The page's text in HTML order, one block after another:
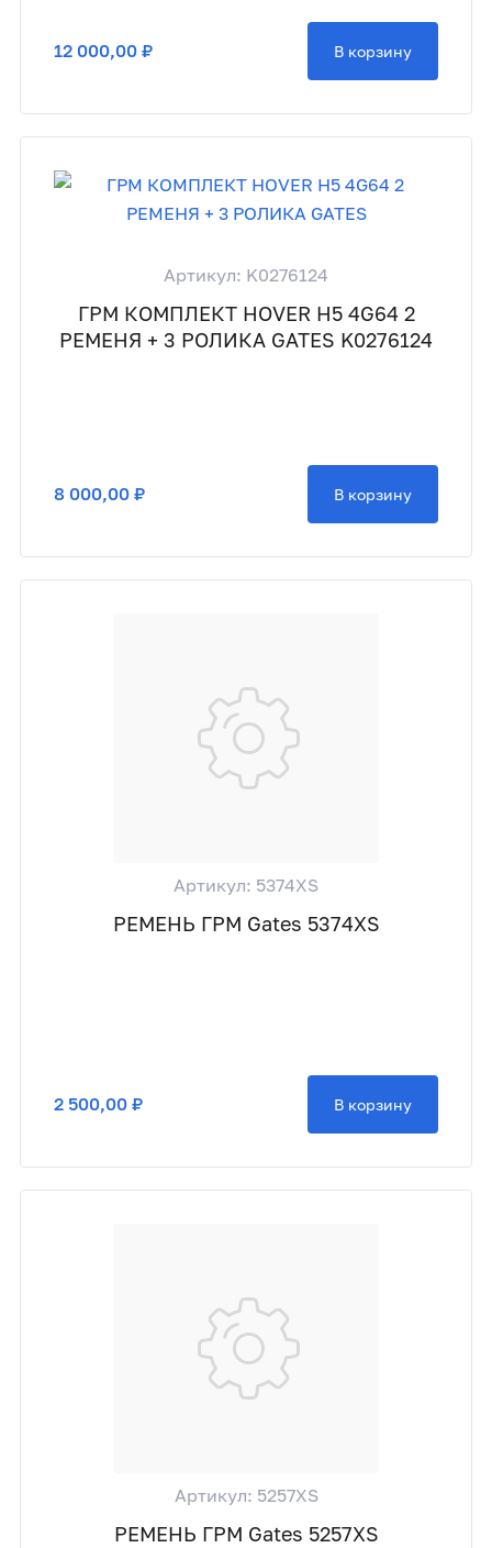
12 000,00 ₽ В корзину
Артикул: K0276124
ГРМ КОМПЛЕКТ HOVER H5 4G64 2
РЕМЕНЯ + 3 РОЛИКА GATES K0276124
8 000,00 ₽ В корзину
Артикул: 5374XS
РЕМЕНЬ ГРМ Gates 5374XS
2 500,00 ₽ В корзину
Артикул: 5257XS
РЕМЕНЬ ГРМ Gates 5257XS